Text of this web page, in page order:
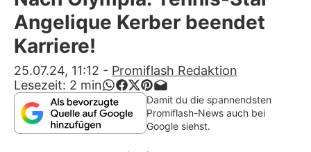
Alle Themen auf Promiflash
App runterladen
Team
Redaktionelle Richtlinien
Angelique Kerber beendet
Karriere!
25.07.24, 11:12 - Promiflash Redaktion
Lesezeit: 2 min
Damit du die spannendsten
Promiflash-News auch bei
Google siehst.